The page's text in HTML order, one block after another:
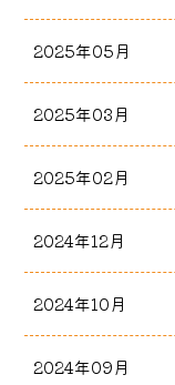
2025年05月
2025年03月
2025年02月
2024年12月
2024年10月
2024年09月